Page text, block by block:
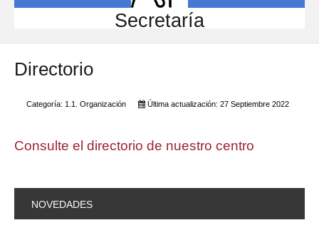
INVESTIGACIÓN
INTERNACIONAL
Directorio FCCE
Secretaría
Directorio
Categoría: 1.1. Organización Última actualización: 27 Septiembre 2022
Consulte el directorio de nuestro centro
NOVEDADES